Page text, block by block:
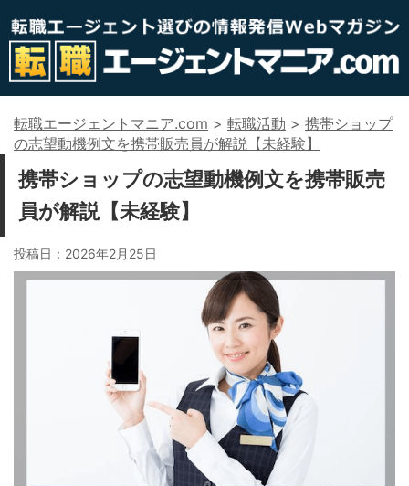
転職エージェントマニア.com > 転職活動 > 携帯ショップ
の志望動機例文を携帯販売員が解説【未経験】
携帯ショップの志望動機例文を携帯販売
員が解説【未経験】
投稿日： 2026年2月25日